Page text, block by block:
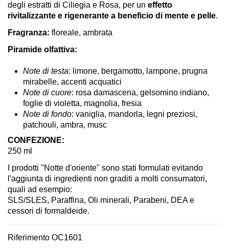
degli estratti di Ciliegia e Rosa, per un effetto
rivitalizzante e rigenerante a beneficio di mente e pelle.
Fragranza: floreale, ambrata
Piramide olfattiva:
Note di testa: limone, bergamotto, lampone, prugna
mirabelle, accenti acquatici
Note di cuore: rosa damascena, gelsomino indiano,
foglie di violetta, magnolia, fresia
Note di fondo: vaniglia, mandorla, legni preziosi,
patchouli, ambra, musc
CONFEZIONE:
250 ml
I prodotti "Notte d'oriente" sono stati formulati evitando
l'aggiunta di ingredienti non graditi a molti consumatori,
quali ad esempio:
SLS/SLES, Paraffina, Oli minerali, Parabeni, DEA e
cessori di formaldeide.
Riferimento OC1601